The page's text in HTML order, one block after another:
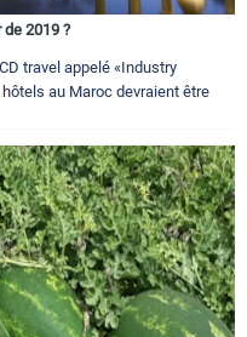
2019 ?
travel appelé «Industry
au Maroc devraient être